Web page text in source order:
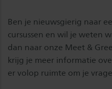
Ben je nieuwsgierig naar
cursussen en wil je weten
dan naar onze Meet &
krijg je meer informatie
er volop ruimte om je